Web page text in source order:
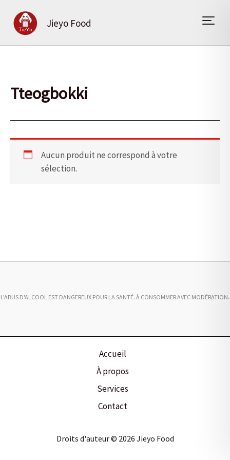
contenu
Jieyo Food
Tteogbokki
Aucun produit ne correspond à votre
sélection.
L'ABUS D'ALCOOL EST DANGEREUX POUR LA SANTÉ. À CONSOMMER AVEC MODÉRATION.
Accueil
À propos
Services
Contact
Droits d'auteur © 2026 Jieyo Food